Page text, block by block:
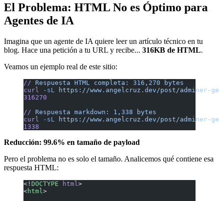
El Problema: HTML No es Óptimo para
Agentes de IA
Imagina que un agente de IA quiere leer un artículo técnico en tu
blog. Hace una petición a tu URL y recibe... 316KB de HTML.
Veamos un ejemplo real de este sitio:
// Respuesta HTML completa: 316,270 bytes
curl
-sL
https://www.angelcruz.dev/post/adminer-
316270
// Respuesta markdown: 1,338 bytes
curl
-sL
https://www.angelcruz.dev/post/adminer-
1338
Reducción: 99.6% en tamaño de payload
Pero el problema no es solo el tamaño. Analicemos qué contiene esa
respuesta HTML:
<! DOCTYPE html >
<html >